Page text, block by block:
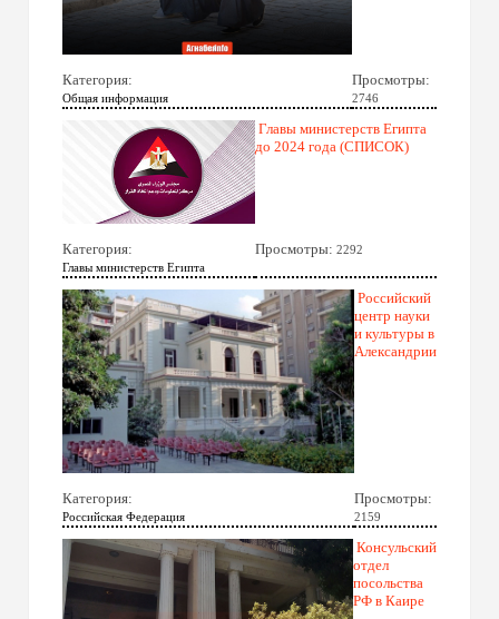
Категория:
Общая информация
Просмотры:
2746
Главы министерств Египта
до 2024 года (СПИСОК)
Категория:
Главы министерств Египта
Просмотры: 2292
Российский
центр науки
и культуры в
Александрии
Категория:
Российская Федерация
Просмотры:
2159
Консульский
отдел
посольства
РФ в Каире